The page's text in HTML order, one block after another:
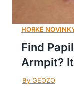
Find
Armpit?